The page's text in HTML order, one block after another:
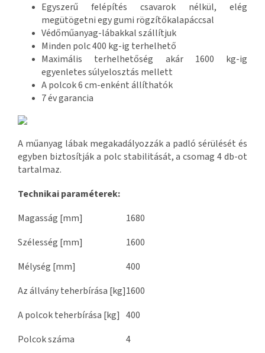
Egyszerű felépítés csavarok nélkül, elég
megütögetni egy gumi rögzítőkalapáccsal
Védőműanyag-lábakkal szállítjuk
Minden polc 400 kg-ig terhelhető
Maximális terhelhetőség akár 1600 kg-ig
egyenletes súlyelosztás mellett
A polcok 6 cm-enként állíthatók
7 év garancia
A műanyag lábak megakadályozzák a padló sérülését és
egyben biztosítják a polc stabilitását, a csomag 4 db-ot
tartalmaz.
Technikai paraméterek:
Magasság [mm]
1680
Szélesség [mm]
1600
Mélység [mm]
400
Az állvány teherbírása [kg]1600
A polcok teherbírása [kg] 400
Polcok száma
4